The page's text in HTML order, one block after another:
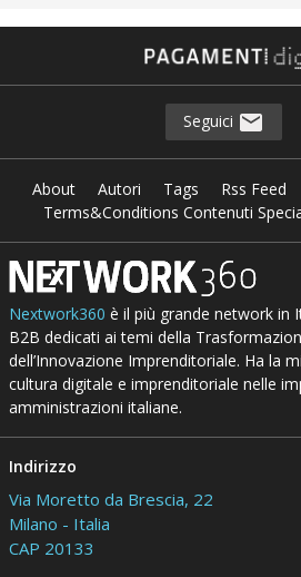
Seguici
About Autori Tags Rss Feed
Terms&Conditions Contenuti
Nextwork360 è il più grande network in
B2B dedicati ai temi della
dell’Innovazione Imprenditoriale. Ha la
cultura digitale e imprenditoriale nelle
amministrazioni italiane.
Indirizzo
Via Moretto da Brescia, 22
Milano - Italia
CAP 20133